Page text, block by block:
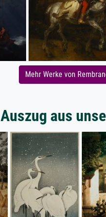
Mehr Werke von
Auszug aus